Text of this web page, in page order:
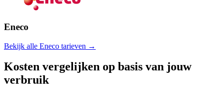
Eneco
Bekijk alle Eneco tarieven →
Kosten vergelijken op basis van jouw
verbruik